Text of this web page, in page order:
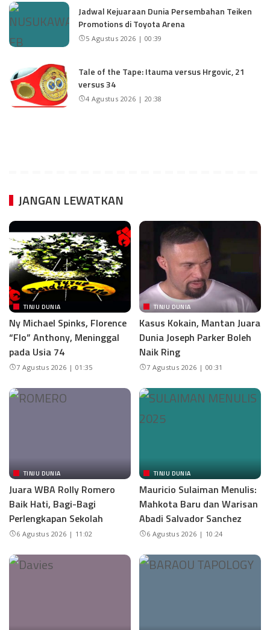
Jadwal Kejuaraan Dunia Persembahan Teiken
Promotions di Toyota Arena
5 Agustus 2026 | 00:39
Tale of the Tape: Itauma versus Hrgovic, 21
versus 34
4 Agustus 2026 | 20:38
JANGAN LEWATKAN
TINJU DUNIA
Ny Michael Spinks, Florence
“Flo” Anthony, Meninggal
pada Usia 74
7 Agustus 2026 | 01:35
TINJU DUNIA
Kasus Kokain, Mantan Juara
Dunia Joseph Parker Boleh
Naik Ring
7 Agustus 2026 | 00:31
TINJU DUNIA
Juara WBA Rolly Romero
Baik Hati, Bagi-Bagi
Perlengkapan Sekolah
6 Agustus 2026 | 11:02
TINJU DUNIA
Mauricio Sulaiman Menulis:
Mahkota Baru dan Warisan
Abadi Salvador Sanchez
6 Agustus 2026 | 10:24